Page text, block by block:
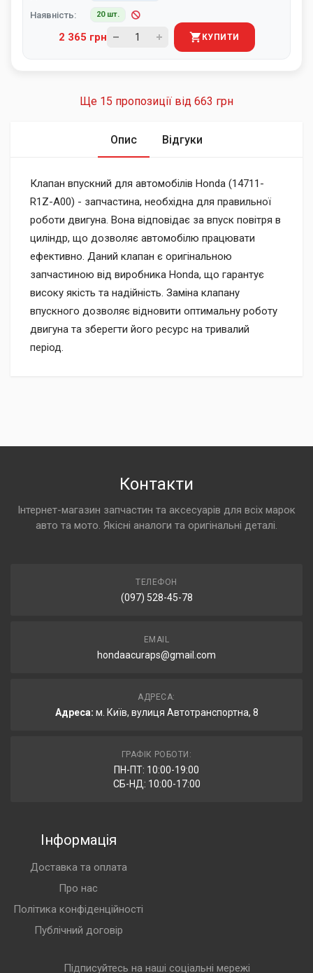
Наявність: 20 шт.
2 365 грн КУПИТИ
Ще 15 пропозиції від 663 грн
Опис Відгуки
Клапан впускний для автомобілів Honda (14711-
R1Z-A00) - запчастина, необхідна для правильної
роботи двигуна. Вона відповідає за впуск повітря в
циліндр, що дозволяє автомобілю працювати
ефективно. Даний клапан є оригінальною
запчастиною від виробника Honda, що гарантує
високу якість та надійність. Заміна клапану
впускного дозволяє відновити оптимальну роботу
двигуна та зберегти його ресурс на тривалий
період.
Контакти
Інтернет-магазин запчастин та аксесуарів для всіх марок
авто та мото. Якісні аналоги та оригінальні деталі.
ТЕЛЕФОН
(097) 528-45-78
EMAIL
hondaacuraps@gmail.com
АДРЕСА:
Адреса: м. Київ, вулиця Автотранспортна, 8
ГРАФІК РОБОТИ:
ПН-ПТ: 10:00-19:00
СБ-НД: 10:00-17:00
Інформація
Доставка та оплата
Про нас
Політика конфіденційності
Публічний договір
Підписуйтесь на наші соціальні мережі